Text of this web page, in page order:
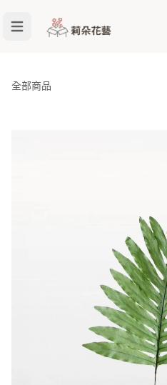
全部商品